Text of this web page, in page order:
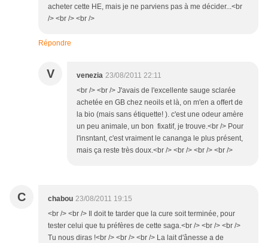
acheter cette HE, mais je ne parviens pas à me décider...<br
/> <br /> <br />
Répondre
V venezia 23/08/2011 22:11
<br /> <br /> J'avais de l'excellente sauge sclarée
achetée en GB chez neoils et là, on m'en a offert de
la bio (mais sans étiquette! ). c'est une odeur amère
un peu animale, un bon fixatif, je trouve.<br /> Pour
l'insntant, c'est vraiment le cananga le plus présent,
mais ça reste très doux.<br /> <br /> <br /> <br />
C chabou 23/08/2011 19:15
<br /> <br /> Il doit te tarder que la cure soit terminée, pour
tester celui que tu préfères de cette saga.<br /> <br /> <br />
Tu nous diras !<br /> <br /> <br /> La lait d'ânesse a de